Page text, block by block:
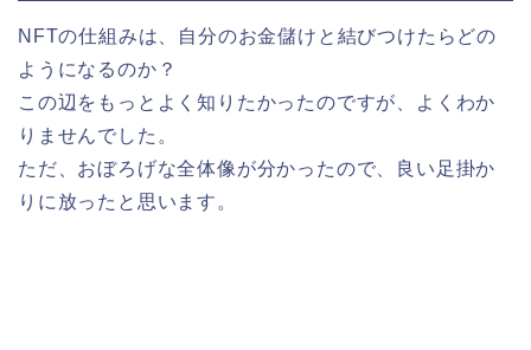
NFTの仕組みは、自分のお金儲けと結びつけたらどの
ようになるのか？
この辺をもっとよく知りたかったのですが、よくわか
りませんでした。
ただ、おぼろげな全体像が分かったので、良い足掛か
りに放ったと思います。